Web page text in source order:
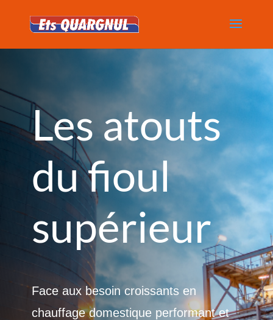
Les atouts
du fioul
supérieur
Face aux besoin croissants en
chauffage domestique performant et